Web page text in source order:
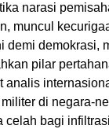
narasi
muncul
demi demokrasi,
pilar
analis
di negara-
celah bagi